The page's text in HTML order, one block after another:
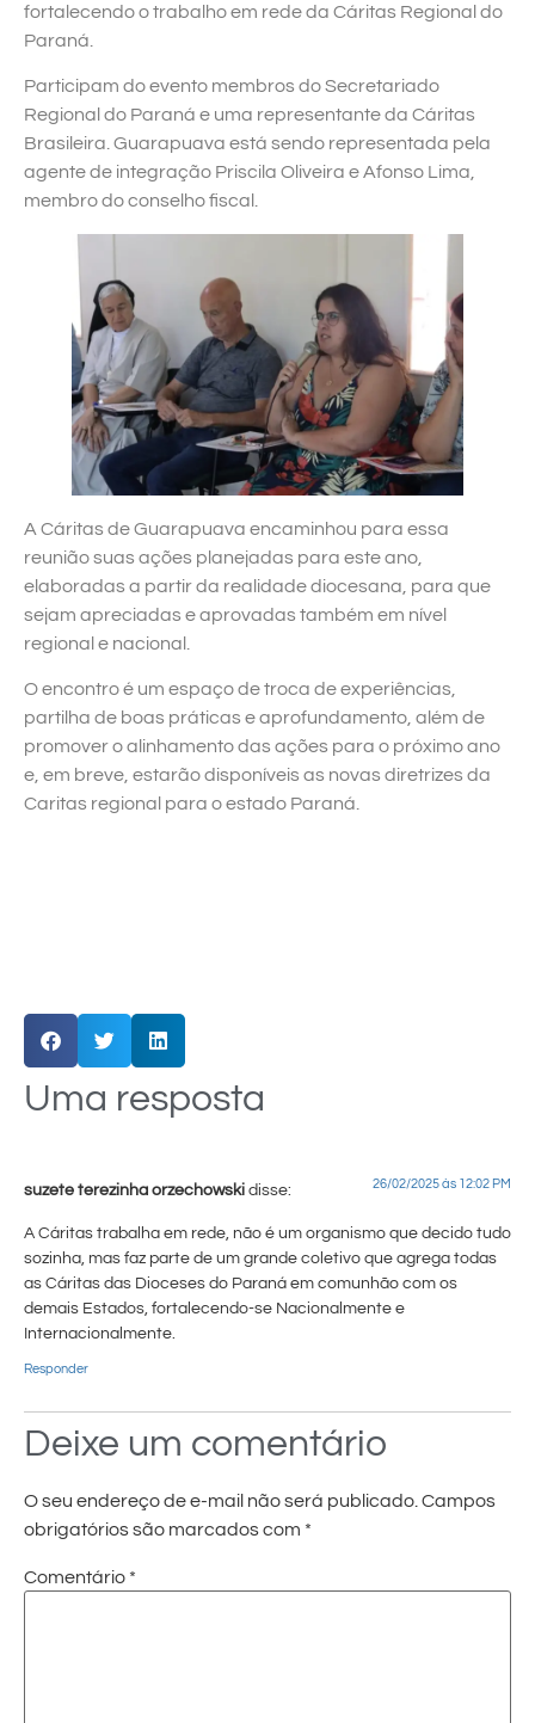
fortalecendo o trabalho em rede da Cáritas Regional do
Paraná.
Participam do evento membros do Secretariado
Regional do Paraná e uma representante da Cáritas
Brasileira. Guarapuava está sendo representada pela
agente de integração Priscila Oliveira e Afonso Lima,
membro do conselho fiscal.
A Cáritas de Guarapuava encaminhou para essa
reunião suas ações planejadas para este ano,
elaboradas a partir da realidade diocesana, para que
sejam apreciadas e aprovadas também em nível
regional e nacional.
O encontro é um espaço de troca de experiências,
partilha de boas práticas e aprofundamento, além de
promover o alinhamento das ações para o próximo ano
e, em breve, estarão disponíveis as novas diretrizes da
Caritas regional para o estado Paraná.
Uma resposta
suzete terezinha orzechowski disse: 26/02/2025 às 12:02 PM
A Cáritas trabalha em rede, não é um organismo que decido tudo
sozinha, mas faz parte de um grande coletivo que agrega todas
as Cáritas das Dioceses do Paraná em comunhão com os
demais Estados, fortalecendo-se Nacionalmente e
Internacionalmente.
Responder
Deixe um comentário
O seu endereço de e-mail não será publicado.Campos
obrigatórios são marcados com *
Comentário *